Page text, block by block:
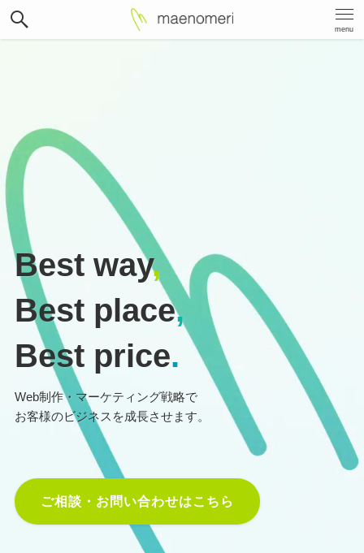
menu
Best way,
Best place,
Best price.
Web制作・マーケティング戦略で
お客様のビジネスを成長させます。
ご相談・お問い合わせはこちら